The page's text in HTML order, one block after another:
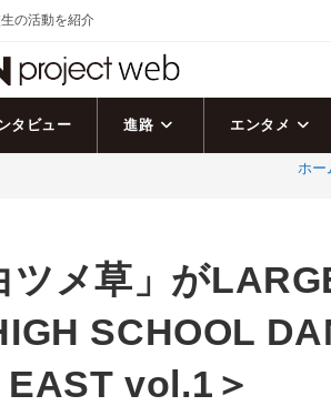
の活動を紹介
タビュー 進路 エンタメ
ホー
ツメ草」が
SCHOOL
vol.1＞